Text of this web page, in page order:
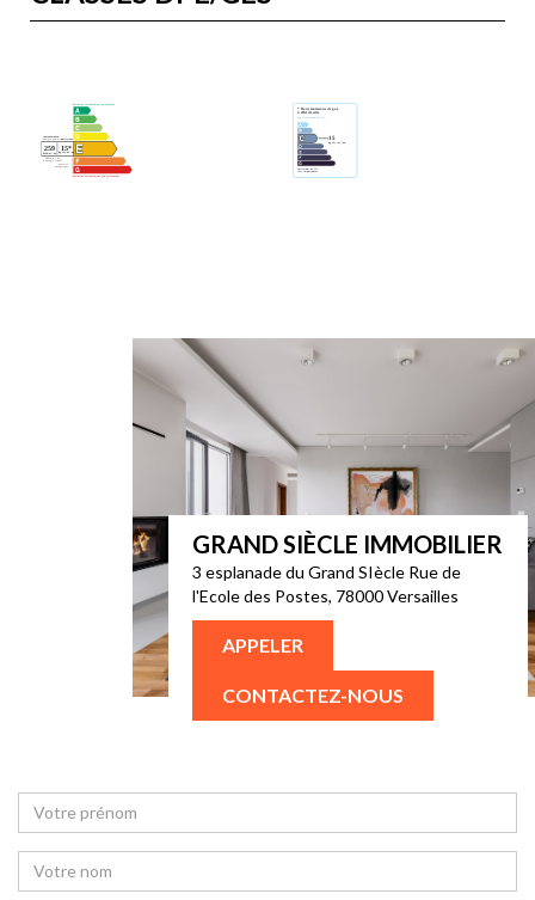
GRAND SIÈCLE IMMOBILIER
3 esplanade du Grand SIècle Rue de
l'Ecole des Postes, 78000 Versailles
APPELER
CONTACTEZ-NOUS